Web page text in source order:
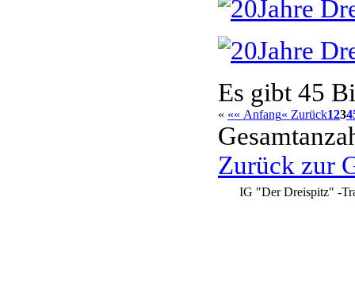
Es gibt 45
« «« Anfang« Zurück1234
Zurück zur
IG "Der Dreispitz" -